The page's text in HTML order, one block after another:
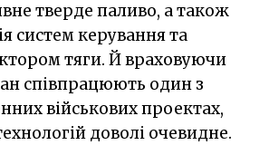
тверде паливо, а також
систем керування та
тяги. Й враховуючи
співпрацюють один з
військових проектах,
доволі очевидне.